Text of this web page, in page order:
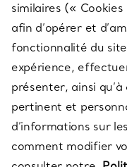
À PROPOS
QUESTIONS LÉGALES
SUIVEZ-NOUS
similaires («
afin d’opérer et
fonctionnalité du
expérience,
présenter, ainsi
pertinent et
d’informations sur
comment modifier